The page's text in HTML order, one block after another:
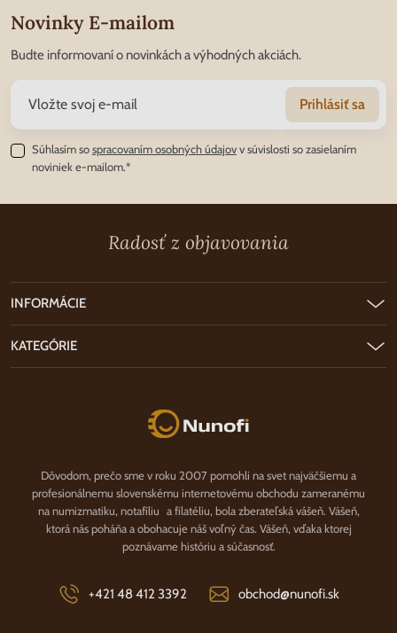
Novinky E-mailom
Budte informovaní o novinkách a výhodných akciách.
Prihlásiť sa
Súhlasím sospracovaním osobných údajovv súvislosti so zasielaním
noviniek e-mailom.*
Radosť z objavovania
Nunofi.sk
Dôvodom, prečo sme v roku 2007 pomohli na svet najväčšiemu a
profesionálnemu slovenskému internetovému obchodu zameranému
na numizmatiku, notafíliu a filatéliu, bola zberateľská vášeň. Vášeň,
ktorá nás poháňa a obohacuje náš voľný čas. Vášeň, vďaka ktorej
poznávame históriu a súčasnosť.
+421 48 412 3392 obchod@nunofi.sk
INFORMÁCIE
KATEGÓRIE